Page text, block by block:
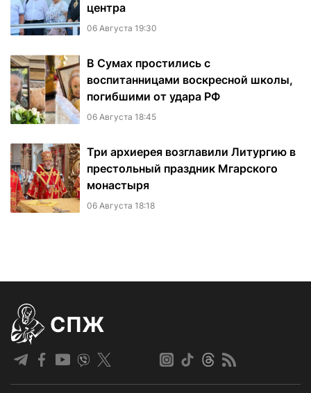
центра
06 Августа 19:30
В Сумах простились с
воспитанницами воскресной школы,
погибшими от удара РФ
06 Августа 18:45
Три архиерея возглавили Литургию в
престольный праздник Мгарского
монастыря
06 Августа 18:18
СПЖ